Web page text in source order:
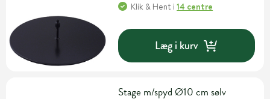
Klik & Hent i14 centre
Læg i kurv
Stage m/spyd Ø10 cm sølv